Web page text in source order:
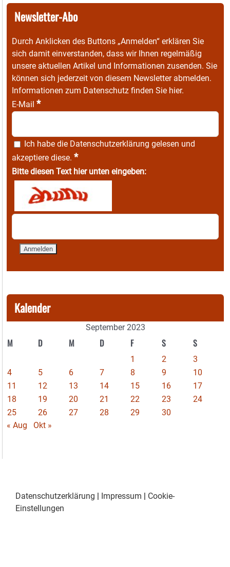
Newsletter-Abo
Durch Anklicken des Buttons „Anmelden“ erklären Sie
sich damit einverstanden, dass wir Ihnen regelmäßig
unsere aktuellen Artikel und Informationen zusenden. Sie
können sich jederzeit von diesem Newsletter abmelden.
Informationen zum Datenschutz finden Sie hier.
E-Mail *
Ich habe die Datenschutzerklärung gelesen und
akzeptiere diese. *
Bitte diesen Text hier unten eingeben:
Kalender
September 2023
M D M D F S S
1 2
3
4
5 6 7 8 9
10
11
12 13 14 15 16
17
18
19 20 21 22 23
24
25
26 27 28 29
30
« Aug
Okt »
Datenschutzerklärung | Impressum | Cookie-
Einstellungen